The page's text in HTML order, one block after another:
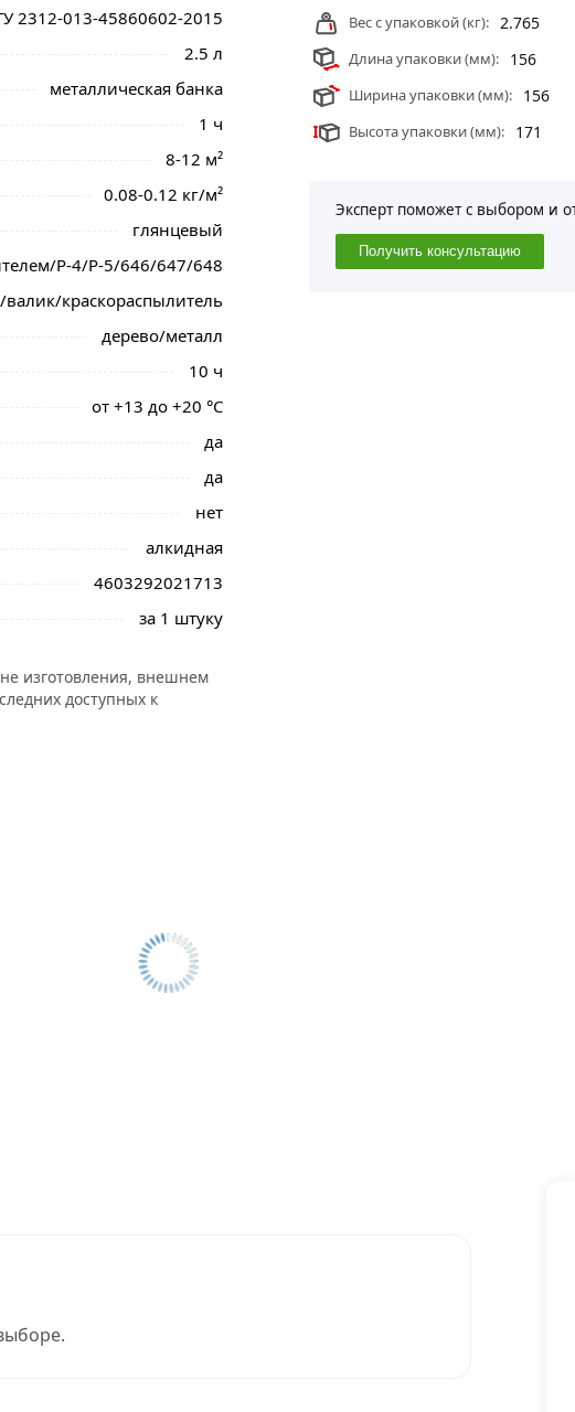
2312-013-45860602-2015
2.5 л
металлическая банка
1 ч
8-12 м²
0.08-0.12 кг/м²
глянцевый
Р-4/Р-5/646/647/648
валик/краскораспылитель
дерево/металл
10 ч
от +13 до +20 °С
да
да
нет
алкидная
4603292021713
за 1 штуку
изготовления, внешнем
доступных к
Вес с упаковкой (кг): 2.765
Длина упаковки (мм): 156
Ширина упаковки (мм): 156
Высота упаковки (мм): 171
Эксперт поможет с выбором и
Получить консультацию